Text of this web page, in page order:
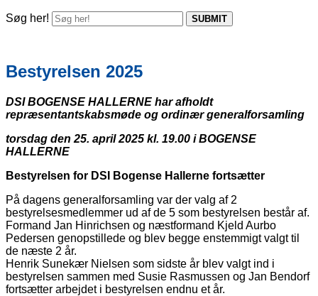
Søg her! SUBMIT
Bestyrelsen 2025
DSI BOGENSE HALLERNE har afholdt
repræsentantskabsmøde og ordinær generalforsamling
torsdag den 25. april 2025 kl. 19.00 i BOGENSE
HALLERNE
Bestyrelsen for DSI Bogense Hallerne fortsætter
På dagens generalforsamling var der valg af 2
bestyrelsesmedlemmer ud af de 5 som bestyrelsen består af.
Formand Jan Hinrichsen og næstformand Kjeld Aurbo
Pedersen genopstillede og blev begge enstemmigt valgt til
de næste 2 år.
Henrik Sunekær Nielsen som sidste år blev valgt ind i
bestyrelsen sammen med Susie Rasmussen og Jan Bendorf
fortsætter arbejdet i bestyrelsen endnu et år.